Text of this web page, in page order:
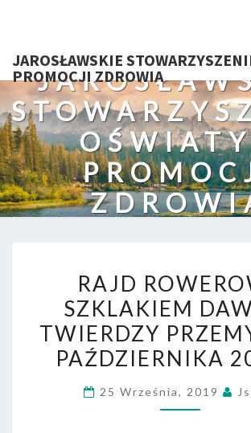
JAROSŁAWSKIE
PROMOCJI ZDROWIA
DAWNEJ
TWIERDZY
–
RAJD
SZKLAKIEM
TWIERDZY
PAŹDZIERNIKA
25 Września, 2019